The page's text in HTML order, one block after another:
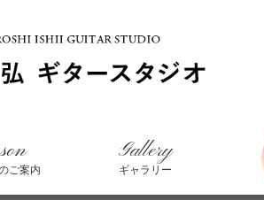
ご案内
Gallery
ギャラリー